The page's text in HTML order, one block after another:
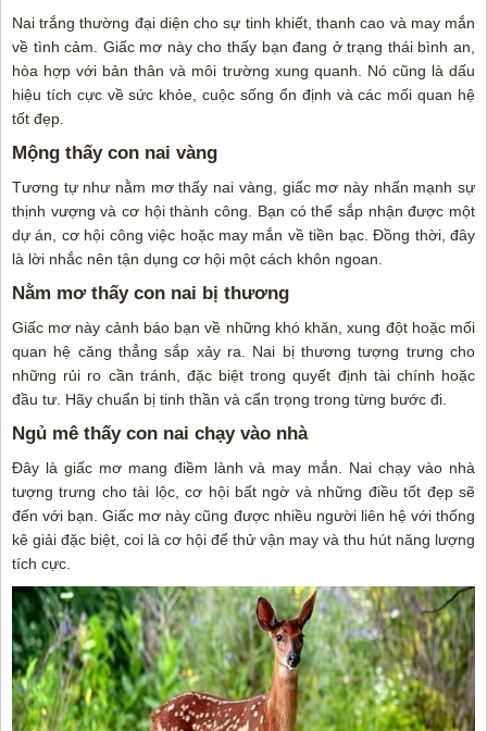
Nai trắng thường đại diện cho sự tinh khiết, thanh cao và may mắn
về tình cảm. Giấc mơ này cho thấy bạn đang ở trạng thái bình an,
hòa hợp với bản thân và môi trường xung quanh. Nó cũng là dấu
hiệu tích cực về sức khỏe, cuộc sống ổn định và các mối quan hệ
tốt đẹp.
Mộng thấy con nai vàng
Tương tự như nằm mơ thấy nai vàng, giấc mơ này nhấn mạnh sự
thịnh vượng và cơ hội thành công. Bạn có thể sắp nhận được một
dự án, cơ hội công việc hoặc may mắn về tiền bạc. Đồng thời, đây
là lời nhắc nên tận dụng cơ hội một cách khôn ngoan.
Nằm mơ thấy con nai bị thương
Giấc mơ này cảnh báo bạn về những khó khăn, xung đột hoặc mối
quan hệ căng thẳng sắp xảy ra. Nai bị thương tượng trưng cho
những rủi ro cần tránh, đặc biệt trong quyết định tài chính hoặc
đầu tư. Hãy chuẩn bị tinh thần và cẩn trọng trong từng bước đi.
Ngủ mê thấy con nai chạy vào nhà
Đây là giấc mơ mang điềm lành và may mắn. Nai chạy vào nhà
tượng trưng cho tài lộc, cơ hội bất ngờ và những điều tốt đẹp sẽ
đến với bạn. Giấc mơ này cũng được nhiều người liên hệ với thống
kê giải đặc biệt, coi là cơ hội để thử vận may và thu hút năng lượng
tích cực.